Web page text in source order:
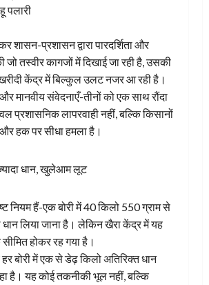
पलारी
शासन-प्रशासन द्वारा पारदर्शिता और
जो तस्वीर कागजों में दिखाई जा रही है, उसकी
केंद्र में बिल्कुल उलट नजर आ रही है।
और मानवीय संवेदनाएँ-तीनों को एक साथ रौंदा
प्रशासनिक लापरवाही नहीं, बल्कि किसानों
हक पर सीधा हमला है।
ज्यादा धान, खुलेआम लूट
नियम हैं-एक बोरी में 40 किलो 550 ग्राम से
लिया जाना है। लेकिन खैरा केंद्र में यह
होकर रह गया है।
बोरी में एक से डेढ़ किलो अतिरिक्त धान
है। यह कोई तकनीकी भूल नहीं, बल्कि